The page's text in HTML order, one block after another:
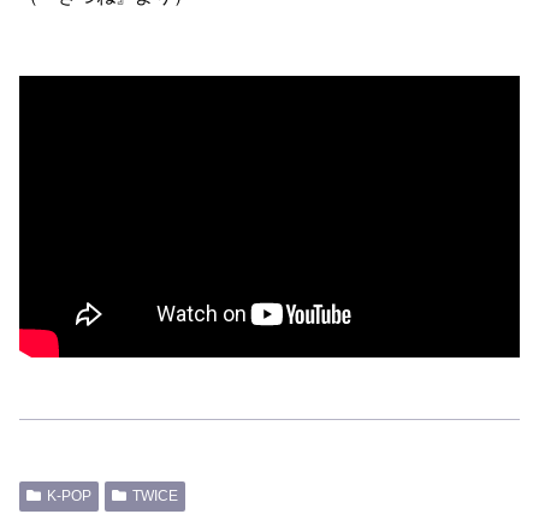
K-POP TWICE